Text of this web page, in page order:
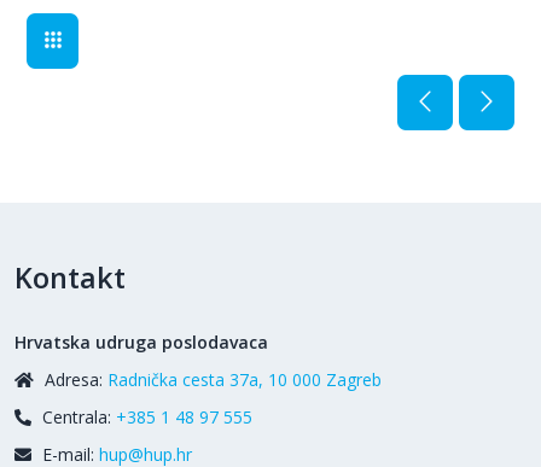
Kontakt
Hrvatska udruga poslodavaca
Adresa: Radnička cesta 37a, 10 000 Zagreb
Centrala: +385 1 48 97 555
E-mail: hup@hup.hr